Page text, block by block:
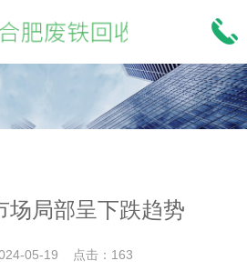
场局部呈下跌趋势
05-19 点击：163